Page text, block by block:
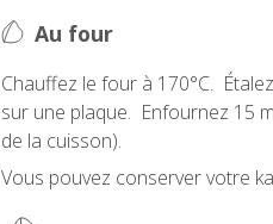
Au four
Chauffez le four à 170°C.
sur une plaque. Enfournez 15
de la cuisson).
Vous pouvez conserver votre